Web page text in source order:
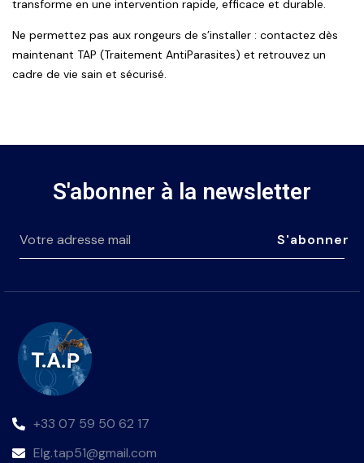
transforme en une intervention rapide, efficace et durable.
Ne permettez pas aux rongeurs de s’installer : contactez dès
maintenant TAP (Traitement AntiParasites) et retrouvez un
cadre de vie sain et sécurisé.
S'abonner à la newsletter
S'abonner
+33 07 59 50 62 17
Elg.tap51@gmail.com